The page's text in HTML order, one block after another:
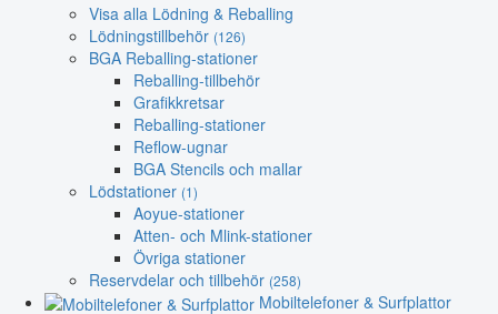
Visa alla Lödning & Reballing
Lödningstillbehör (126)
BGA Reballing-stationer
Reballing-tillbehör
Grafikkretsar
Reballing-stationer
Reflow-ugnar
BGA Stencils och mallar
Lödstationer (1)
Aoyue-stationer
Atten- och Mlink-stationer
Övriga stationer
Reservdelar och tillbehör (258)
Mobiltelefoner & Surfplattor